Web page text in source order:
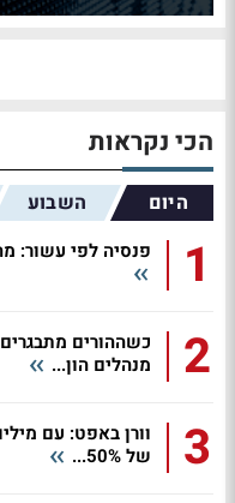
הכי נקראות
היום השבוע
1 פנסיה לפי עשור: מה עושים
2
כשההורים
מנהלים הון...
3
וורן באפט: עם
של 50%...